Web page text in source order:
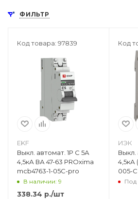
ФИЛЬТР
Код товара: 97839
EKF
Выкл. автомат. 1Р С 5А
4,5кА ВА 47-63 PROxima
mcb4763-1-05C-pro
В наличии: 9
338.34 р./шт
Код
ИЭК
Выкл.
4,5кА
005-C
Под